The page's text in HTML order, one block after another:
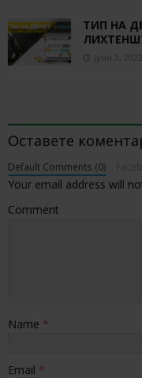
ТИП НА
јуни 3, 2022
Оставете
Default Comments (0)
Your email address will
Comment
Name *
Email *